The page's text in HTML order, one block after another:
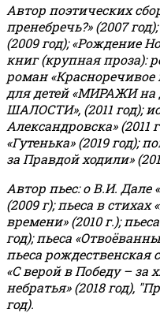
Автор поэтических
пренебречь?» (2007
(2009 год); «Рождение
книг (крупная проза):
роман «Красноречивое
для детей «МИРАЖИ на
ШАЛОСТИ», (2011 год);
Александровска» (2011
«Гутенька» (2019 год);
за Правдой ходили»
Автор пьес: о В.И. Дале
(2009 г); пьеса в
времени» (2010 г.);
год); пьеса
пьеса рождественская
«С верой в Победу – за
небратья» (2018 год),
год).